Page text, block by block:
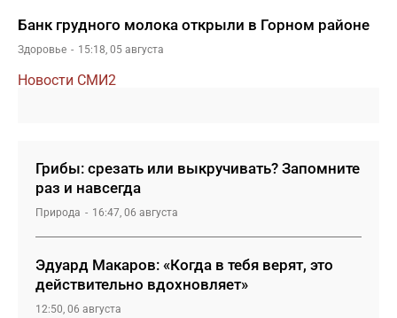
Банк грудного молока открыли в Горном районе
Здоровье 15:18, 05 августа
Новости СМИ2
Грибы: срезать или выкручивать? Запомните
раз и навсегда
Природа 16:47, 06 августа
Эдуард Макаров: «Когда в тебя верят, это
действительно вдохновляет»
12:50, 06 августа